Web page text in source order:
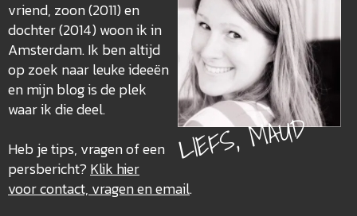
LIEFS, MAUD
vriend, zoon (2011) en
dochter (2014) woon ik in
Amsterdam. Ik ben altijd
op zoek naar leuke ideeën
en mijn blog is de plek
waar ik die deel.
Heb je tips, vragen of een
persbericht? Klik hier
voor contact, vragen en email.